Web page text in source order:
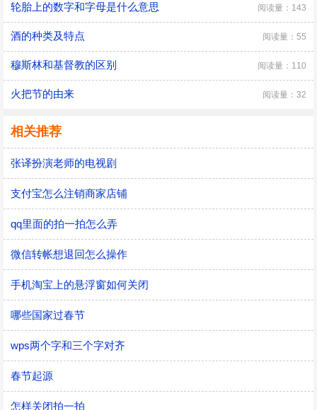
轮胎上的数字和字母是什么意思 阅读量：143
酒的种类及特点 阅读量：55
穆斯林和基督教的区别 阅读量：110
火把节的由来 阅读量：32
相关推荐
张译扮演老师的电视剧
支付宝怎么注销商家店铺
qq里面的拍一拍怎么弄
微信转帐想退回怎么操作
手机淘宝上的悬浮窗如何关闭
哪些国家过春节
wps两个字和三个字对齐
春节起源
怎样关闭拍一拍